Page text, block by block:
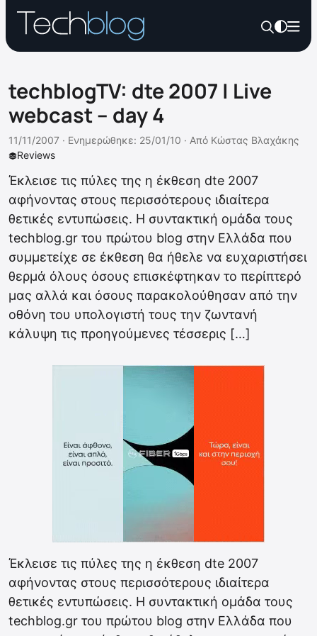
techblogTV: dte 2007 | Live
webcast – day 4
Reviews
11/11/2007 · Ενημερώθηκε: 25/01/10 · Από Κώστας Βλαχάκης
Έκλεισε τις πύλες της η έκθεση dte 2007
αφήνοντας στους περισσότερους ιδιαίτερα
θετικές εντυπώσεις. Η συντακτική ομάδα τους
techblog.gr του πρώτου blog στην Ελλάδα που
συμμετείχε σε έκθεση θα ήθελε να ευχαριστήσει
θερμά όλους όσους επισκέφτηκαν το περίπτερό
μας αλλά και όσους παρακολούθησαν από την
οθόνη του υπολογιστή τους την ζωντανή
κάλυψη τις προηγούμενες τέσσερις […]
Έκλεισε τις πύλες της η έκθεση dte 2007
αφήνοντας στους περισσότερους ιδιαίτερα
θετικές εντυπώσεις. Η συντακτική ομάδα τους
techblog.gr του πρώτου blog στην Ελλάδα που